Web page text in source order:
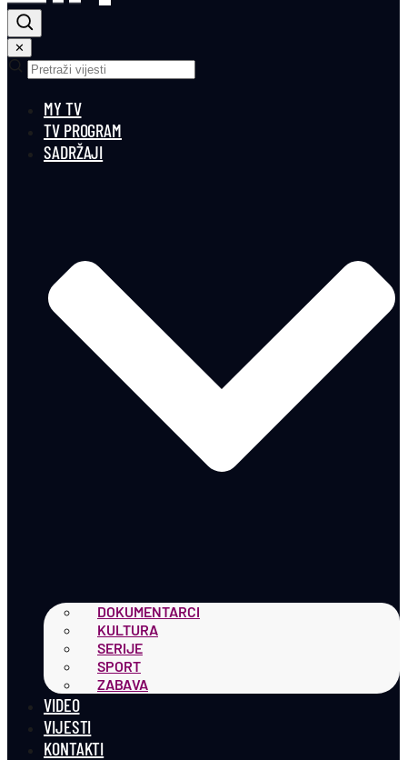
✕
MY TV
TV PROGRAM
SADRŽAJI
DOKUMENTARCI
KULTURA
SERIJE
SPORT
ZABAVA
VIDEO
VIJESTI
KONTAKTI